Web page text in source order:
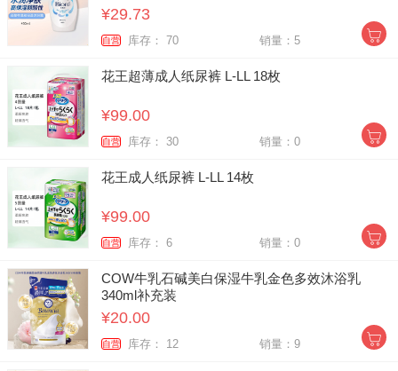
¥29.73
自营 库存： 70 销量：5
花王超薄成人纸尿裤 L-LL 18枚
¥99.00
自营 库存： 30 销量：0
花王成人纸尿裤 L-LL 14枚
¥99.00
自营 库存： 6 销量：0
COW牛乳石碱美白保湿牛乳金色多效沐浴乳
340ml补充装
¥20.00
自营 库存： 12 销量：9